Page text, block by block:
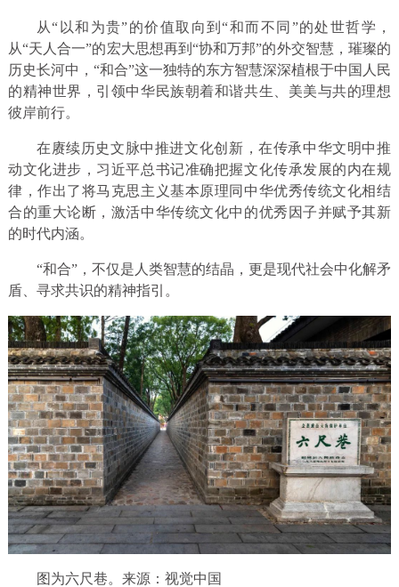
从“以和为贵”的价值取向到“和而不同”的处世哲学，
从“天人合一”的宏大思想再到“协和万邦”的外交智慧，璀璨的
历史长河中，“和合”这一独特的东方智慧深深植根于中国人民
的精神世界，引领中华民族朝着和谐共生、美美与共的理想
彼岸前行。
在赓续历史文脉中推进文化创新，在传承中华文明中推
动文化进步，习近平总书记准确把握文化传承发展的内在规
律，作出了将马克思主义基本原理同中华优秀传统文化相结
合的重大论断，激活中华传统文化中的优秀因子并赋予其新
的时代内涵。
“和合”，不仅是人类智慧的结晶，更是现代社会中化解矛
盾、寻求共识的精神指引。
图为六尺巷。来源：视觉中国